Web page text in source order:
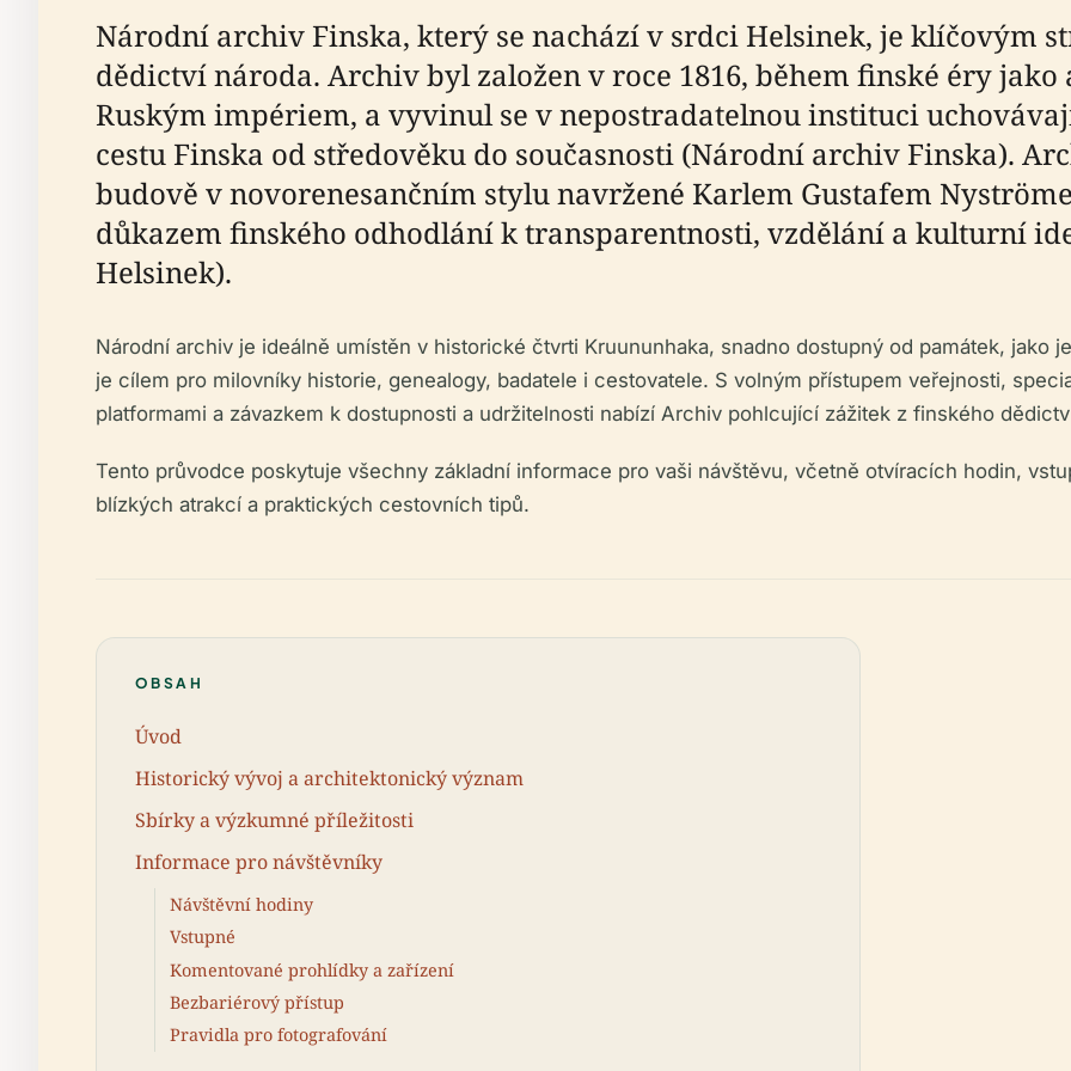
Národní archiv Finska, který se nachází v srdci Helsinek, je klíčovým
dědictví národa. Archiv byl založen v roce 1816, během finské éry
Ruským impériem, a vyvinul se v nepostradatelnou instituci
cestu Finska od středověku do současnosti (Národní archiv Finska).
budově v novorenesančním stylu navržené Karlem Gustafem
důkazem finského odhodlání k transparentnosti, vzdělání a kulturní
Helsinek).
Národní archiv je ideálně umístěn v historické čtvrti Kruununhaka, snadno dostupný od památek, jako
je cílem pro milovníky historie, genealogy, badatele i cestovatele. S volným přístupem veřejnosti,
platformami a závazkem k dostupnosti a udržitelnosti nabízí Archiv pohlcující zážitek z finského
Tento průvodce poskytuje všechny základní informace pro vaši návštěvu, včetně otvíracích hodin,
blízkých atrakcí a praktických cestovních tipů.
OBSAH
Úvod
Historický vývoj a architektonický význam
Sbírky a výzkumné příležitosti
Informace pro návštěvníky
Návštěvní hodiny
Vstupné
Komentované prohlídky a zařízení
Bezbariérový přístup
Pravidla pro fotografování